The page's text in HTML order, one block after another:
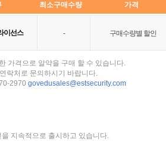
최소구매수량 가격
이선스 - 구매수량별 할인
가격으로 알약을 구매 할 수 있습니다.
락처로 문의하시기 바랍니다.
2970 govedusales@estsecurity.com
지속적으로 출시하고 있습니다.